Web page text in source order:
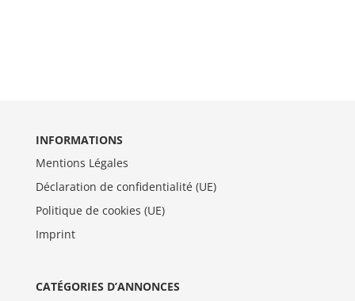
INFORMATIONS
Mentions Légales
Déclaration de confidentialité (UE)
Politique de cookies (UE)
Imprint
CATÉGORIES D’ANNONCES